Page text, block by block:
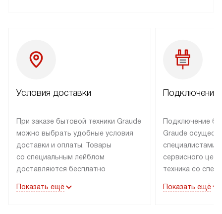
Условия доставки
При заказе бытовой техники Graude
можно выбрать удобные условия
доставки и оплаты. Товары
со специальным лейблом
доставляются бесплатно
до подъезда, а выезд за МКАД
Показать ещё
Подключение
Подключение
Graude
специалистами
сервисного
техника со
наличии
Показать ещё